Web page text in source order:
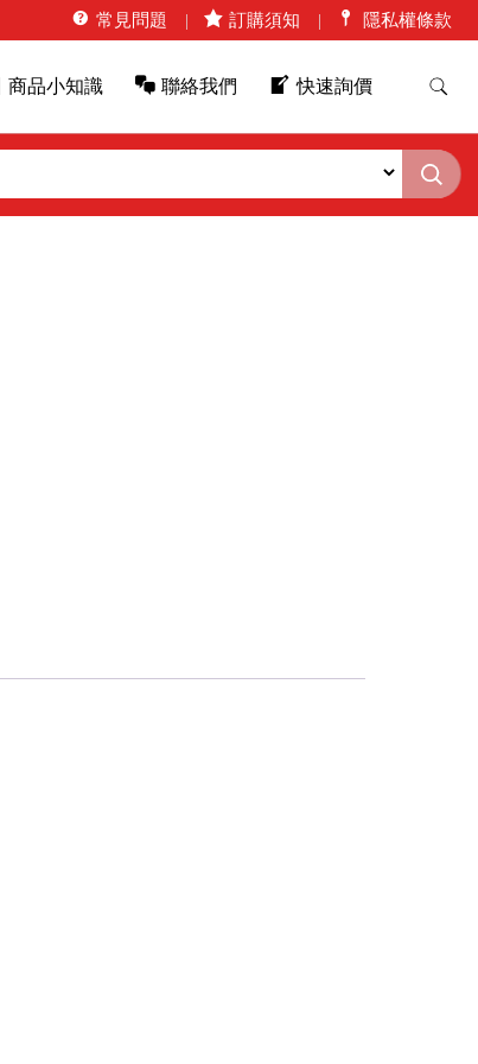
常見問題 訂購須知 隱私權條款
商品小知識 聯絡我們 快速詢價